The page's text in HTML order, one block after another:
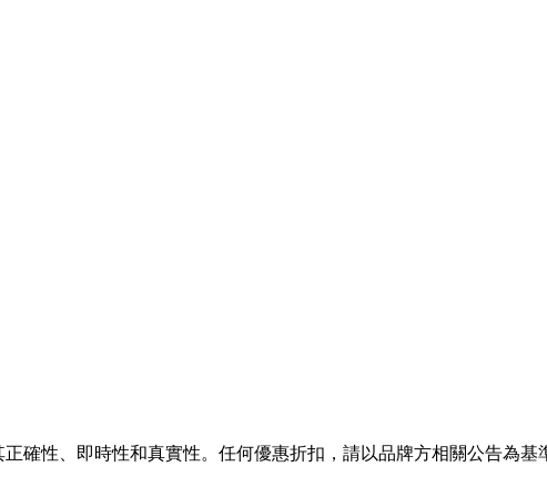
確性、即時性和真實性。任何優惠折扣，請以品牌方相關公告為基